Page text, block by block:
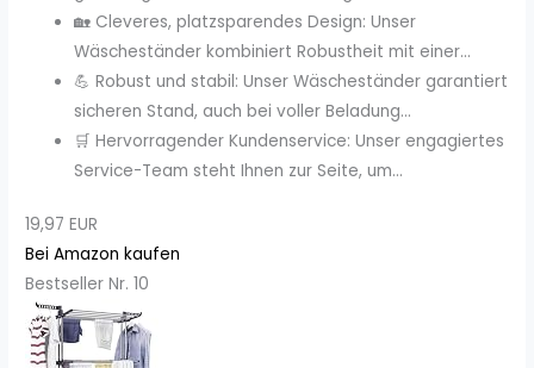
🏡 Cleveres, platzsparendes Design: Unser
Wäscheständer kombiniert Robustheit mit einer...
💪 Robust und stabil: Unser Wäscheständer garantiert
sicheren Stand, auch bei voller Beladung...
🛒 Hervorragender Kundenservice: Unser engagiertes
Service-Team steht Ihnen zur Seite, um...
19,97 EUR
Bei Amazon kaufen
Bestseller Nr. 10